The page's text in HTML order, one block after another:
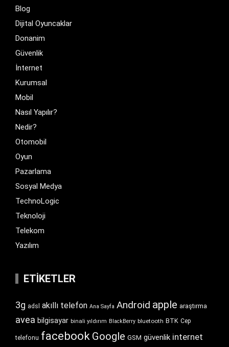
Blog
Dijital Oyuncaklar
Donanim
Güvenlik
İnternet
Kurumsal
Mobil
Nasıl Yapılır?
Nedir?
Otomobil
Oyun
Pazarlama
Sosyal Medya
TechnoLogic
Teknoloji
Telekom
Yazılım
ETIKETLER
3g adsl akıllı telefon Ana Sayfa Android apple araştırma
avea bilgisayar binali yıldırım BlackBerry bluetooth BTK Cep
telefonu facebook Google GSM güvenlik internet